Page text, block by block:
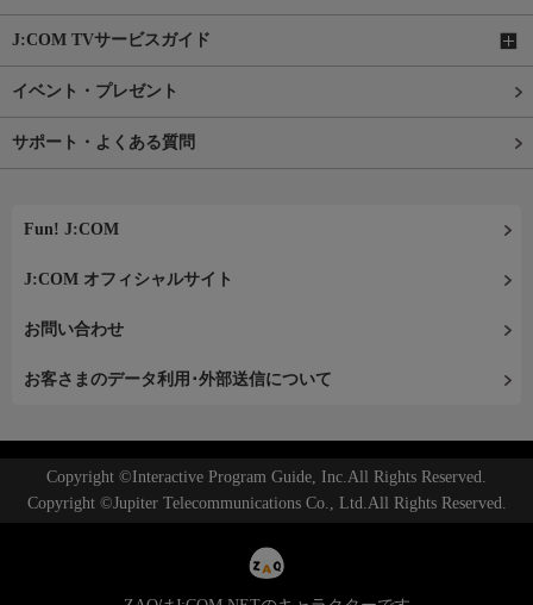
J:COM TVサービスガイド
イベント・プレゼント
サポート・よくある質問
Fun! J:COM
J:COM オフィシャルサイト
お問い合わせ
お客さまのデータ利用･外部送信について
Copyright ©Interactive Program Guide, Inc.All Rights Reserved.
Copyright ©Jupiter Telecommunications Co., Ltd.All Rights Reserved.